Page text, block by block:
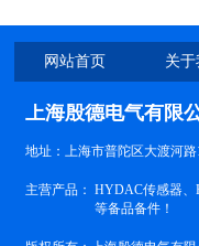
网站首页 关
上海殷德电气有限
地址：上海市普陀区大渡河路
主营产品： HYDAC传感器、
等备品备件！